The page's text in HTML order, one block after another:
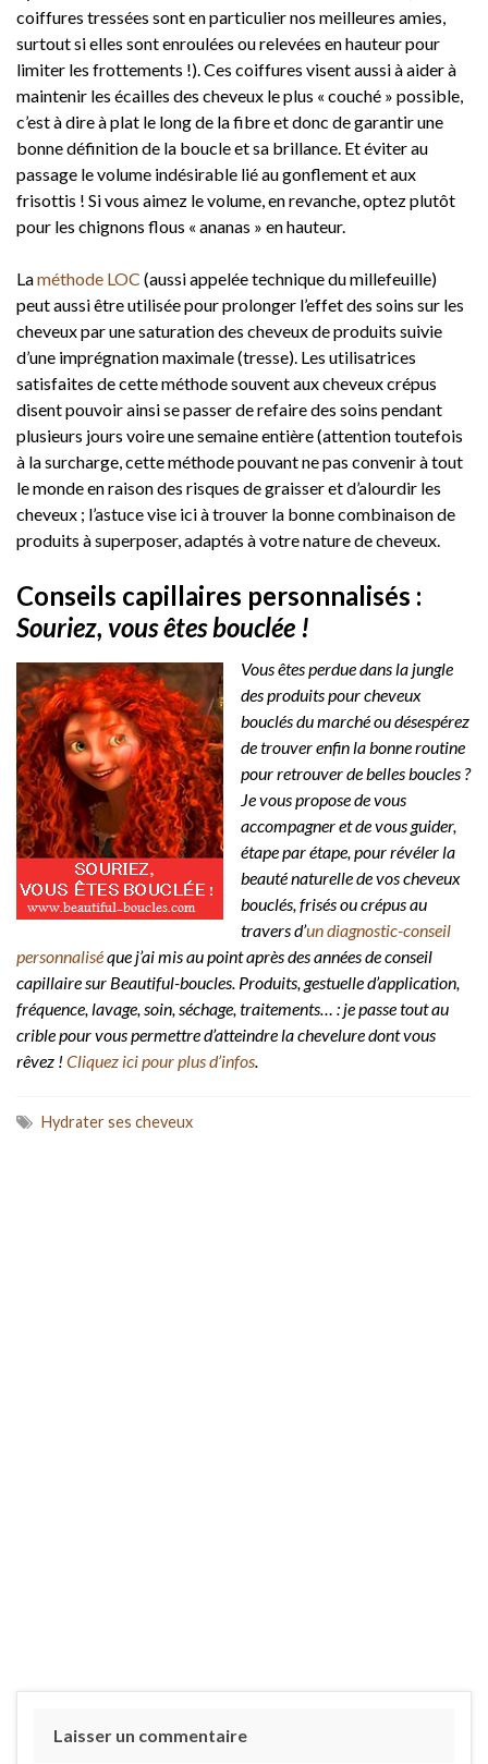
coiffures tressées sont en particulier nos meilleures amies,
surtout si elles sont enroulées ou relevées en hauteur pour
limiter les frottements !). Ces coiffures visent aussi à aider à
maintenir les écailles des cheveux le plus « couché » possible,
c’est à dire à plat le long de la fibre et donc de garantir une
bonne définition de la boucle et sa brillance. Et éviter au
passage le volume indésirable lié au gonflement et aux
frisottis ! Si vous aimez le volume, en revanche, optez plutôt
pour les chignons flous « ananas » en hauteur.
Laméthode LOC (aussi appelée technique du millefeuille)
peut aussi être utilisée pour prolonger l’effet des soins sur les
cheveux par une saturation des cheveux de produits suivie
d’une imprégnation maximale (tresse). Les utilisatrices
satisfaites de cette méthode souvent aux cheveux crépus
disent pouvoir ainsi se passer de refaire des soins pendant
plusieurs jours voire une semaine entière (attention toutefois
à la surcharge, cette méthode pouvant ne pas convenir à tout
le monde en raison des risques de graisser et d’alourdir les
cheveux ; l’astuce vise ici à trouver la bonne combinaison de
produits à superposer, adaptés à votre nature de cheveux.
Conseils capillaires personnalisés :
Souriez, vous êtes bouclée !
Vous êtes perdue dans la jungle
des produits pour cheveux
bouclés du marché ou désespérez
de trouver enfin la bonne routine
pour retrouver de belles boucles ?
Je vous propose de vous
accompagner et de vous guider,
étape par étape, pour révéler la
beauté naturelle de vos cheveux
bouclés, frisés ou crépus au
travers d’un diagnostic-conseil
personnaliséque j’ai mis au point après des années de conseil
capillaire sur Beautiful-boucles. Produits, gestuelle d’application,
fréquence, lavage, soin, séchage, traitements… : je passe tout au
crible pour vous permettre d’atteindre la chevelure dont vous
rêvez ! Cliquez ici pour plus d’infos.
Hydrater ses cheveux
Laisser un commentaire